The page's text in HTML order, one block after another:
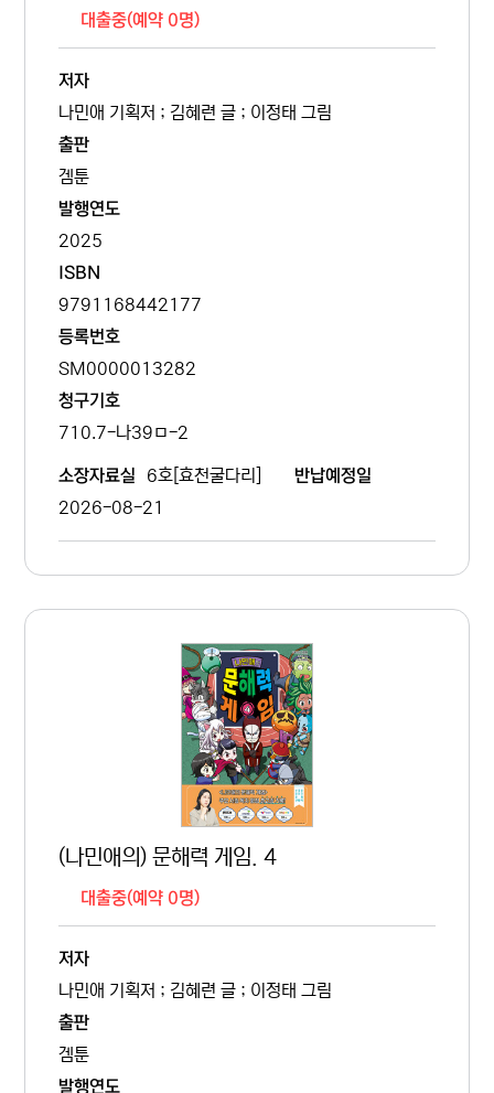
대출중(예약 0명)
저자
나민애 기획저 ; 김혜련 글 ; 이정태 그림
출판
겜툰
발행연도
2025
ISBN
9791168442177
등록번호
SM0000013282
청구기호
710.7-나39ㅁ-2
소장자료실 6호[효천굴다리] 반납예정일
2026-08-21
(나민애의) 문해력 게임. 4
대출중(예약 0명)
저자
나민애 기획저 ; 김혜련 글 ; 이정태 그림
출판
겜툰
발행연도